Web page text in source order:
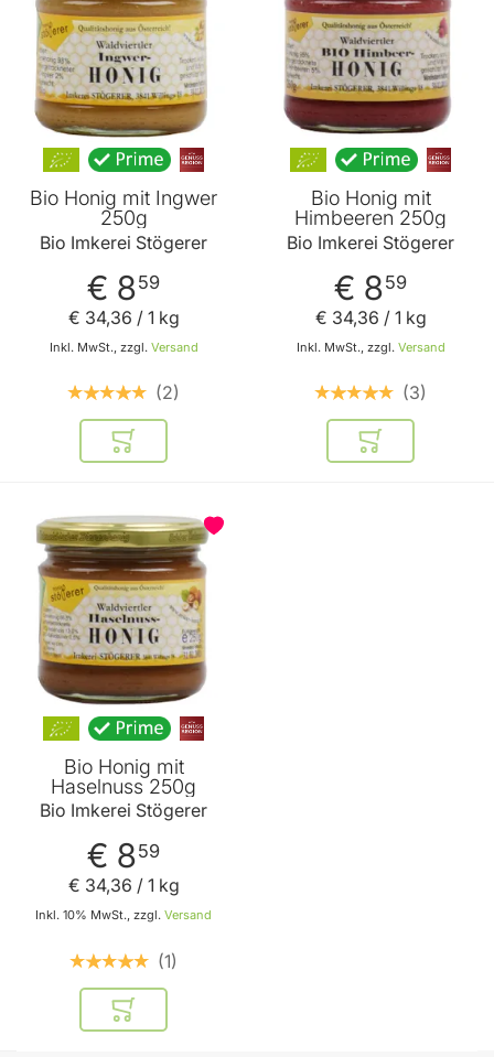
Bio Honig mit Ingwer
250g
Bio Imkerei Stögerer
€ 859
Inkl. MwSt., zzgl. Versand
€ 34,36 / 1 kg
2
In den Warenkorb
Bio Honig mit
Himbeeren 250g
Bio Imkerei Stögerer
€ 859
Inkl. MwSt., zzgl. Versand
€ 34,36 / 1 kg
3
In den
Bio Honig mit
Haselnuss 250g
Bio Imkerei Stögerer
€ 859
Inkl. 10% MwSt., zzgl. Versand
€ 34,36 / 1 kg
1
In den Warenkorb